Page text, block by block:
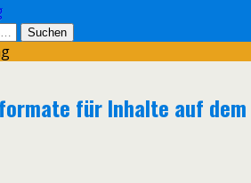
für Inhalte auf dem